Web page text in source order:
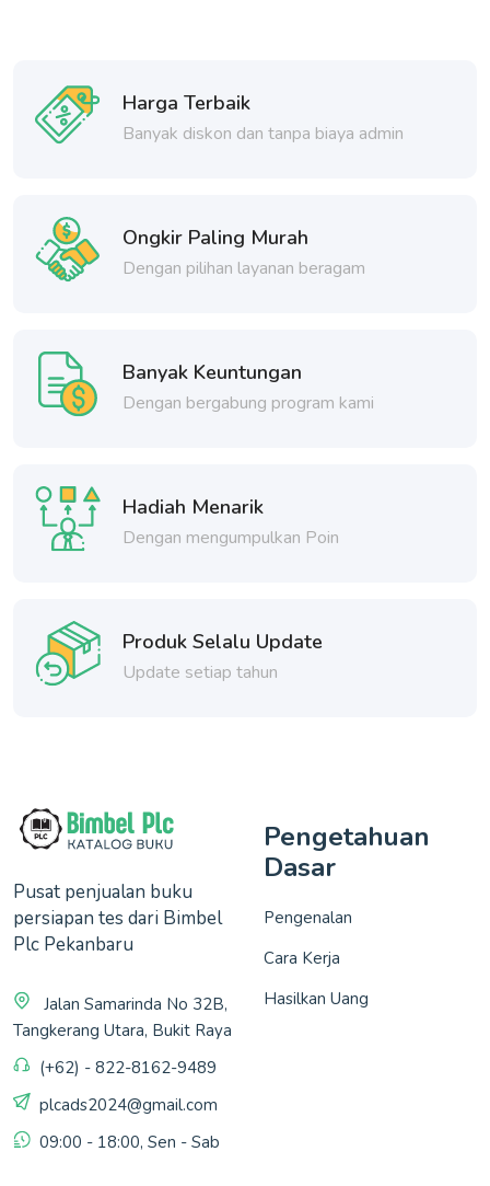
Harga Terbaik
Banyak diskon dan tanpa biaya admin
Ongkir Paling Murah
Dengan pilihan layanan beragam
Banyak Keuntungan
Dengan bergabung program kami
Hadiah Menarik
Dengan mengumpulkan Poin
Produk Selalu Update
Update setiap tahun
Pusat penjualan buku
persiapan tes dari Bimbel
Plc Pekanbaru
Jalan Samarinda No 32B,
Tangkerang Utara, Bukit Raya
(+62) - 822-8162-9489
plcads2024@gmail.com
09:00 - 18:00, Sen - Sab
Pengetahuan
Dasar
Pengenalan
Cara Kerja
Hasilkan Uang